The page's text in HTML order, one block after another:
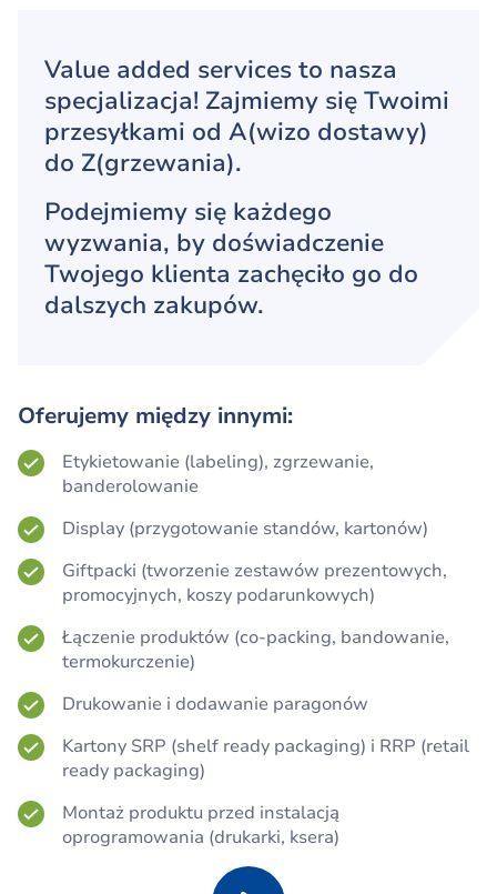
Oferujemy między innymi:
Etykietowanie (labeling), zgrzewanie,
banderolowanie
Display (przygotowanie standów, kartonów)
Giftpacki (tworzenie zestawów prezentowych,
promocyjnych, koszy podarunkowych)
Łączenie produktów (co-packing, bandowanie,
termokurczenie)
Drukowanie i dodawanie paragonów
Kartony SRP (shelf ready packaging) i RRP (retail
ready packaging)
Montaż produktu przed instalacją
oprogramowania (drukarki, ksera)
Value added services to nasza
specjalizacja! Zajmiemy się Twoimi
przesyłkami od A(wizo dostawy)
do Z(grzewania).
Podejmiemy się każdego
wyzwania, by doświadczenie
Twojego klienta zachęciło go do
dalszych zakupów.